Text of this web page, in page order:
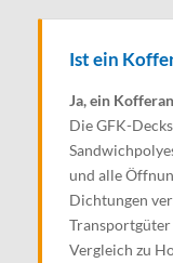
Ist ein
Ja, ein
Die GFK-
und alle
Dichtungen
Transportgüter
Vergleich zu